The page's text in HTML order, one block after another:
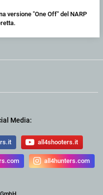
versione "One Off" del NARP
Media:
all4shooters.it
all4hunters.com